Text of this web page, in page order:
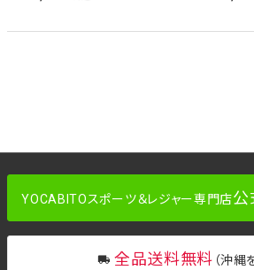
YOCABITOスポーツ＆レジャー専門店公
全品送料無料 （沖縄